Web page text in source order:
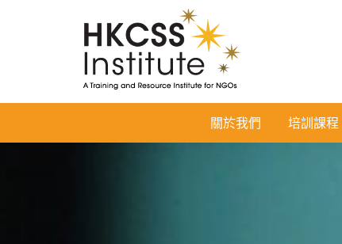
Institute
關於我們 培訓課程